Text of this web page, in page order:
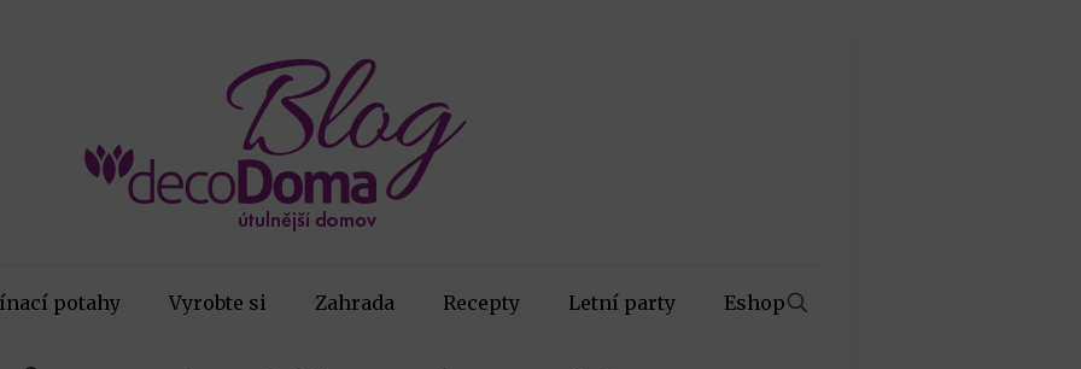
potahy Vyrobte si Zahrada Recepty Letní party Eshop